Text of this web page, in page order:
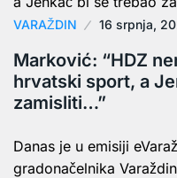
VARAŽDIN 16 srpnja,
Marković: “HDZ
hrvatski sport, a
zamisliti…”
Danas je u emisiji
gradonačelnika